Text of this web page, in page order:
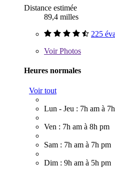
Distance estimée
89,4 milles
225
VoirPhotos
Heures normales
Voir tout
Lun - Jeu : 7h am à
Ven : 7h am à 8h pm
Sam : 7h am à 7h pm
Dim : 9h am à 5h pm